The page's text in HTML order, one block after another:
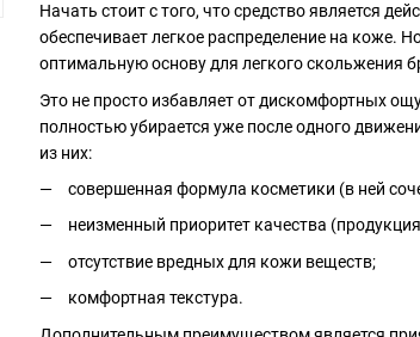
Начать стоит с того, что средство является
обеспечивает легкое распределение на коже.
оптимальную основу для легкого скольжения
Это не просто избавляет от дискомфортных
полностью убирается уже после одного
из них:
совершенная формула косметики (в ней
неизменный приоритет качества
отсутствие вредных для кожи веществ;
комфортная текстура.